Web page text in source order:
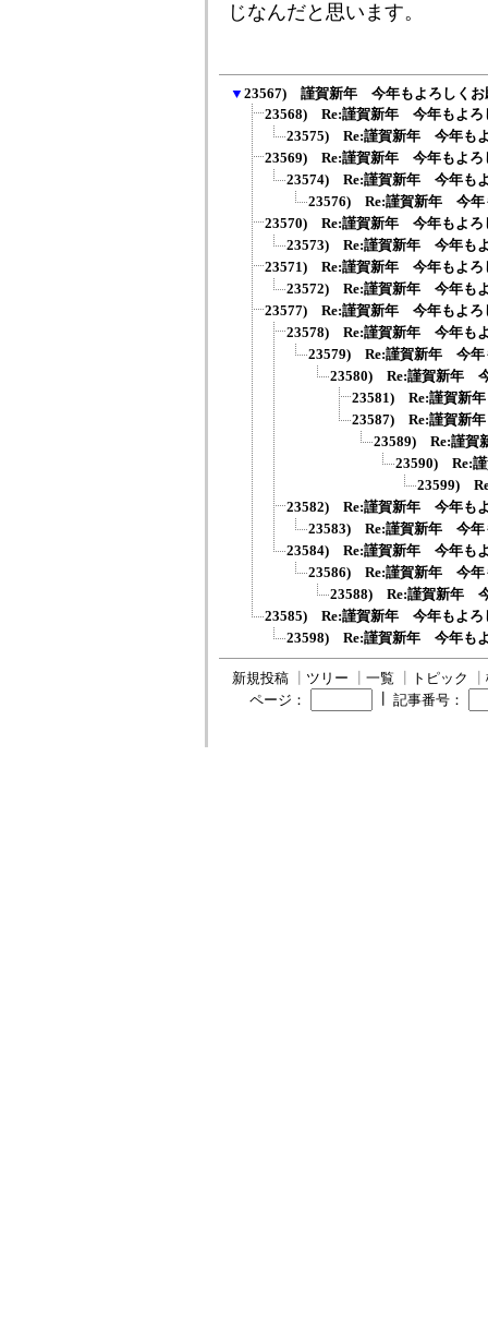
じなんだと思います。
▼ 23567) 謹賀新年 今年もよろしくお
23568) Re:謹賀新年 今年もよろ
23575) Re:謹賀新年 今年も
23569) Re:謹賀新年 今年もよろ
23574) Re:謹賀新年 今年も
23576) Re:謹賀新年 今年
23570) Re:謹賀新年 今年もよろ
23573) Re:謹賀新年 今年も
23571) Re:謹賀新年 今年もよろ
23572) Re:謹賀新年 今年も
23577) Re:謹賀新年 今年もよろ
23578) Re:謹賀新年 今年も
23579) Re:謹賀新年 今年
23580) Re:謹賀新年 今
23581) Re:謹賀新
23587) Re:謹賀新
23589) Re:謹賀
23590) Re:謹
23599)
23582) Re:謹賀新年 今年も
23583) Re:謹賀新年 今年
23584) Re:謹賀新年 今年も
23586) Re:謹賀新年 今年
23588) Re:謹賀新年 今
23585) Re:謹賀新年 今年もよろ
23598) Re:謹賀新年 今年も
新規投稿 ツリー 一覧 トピック
ページ：
記事番号：